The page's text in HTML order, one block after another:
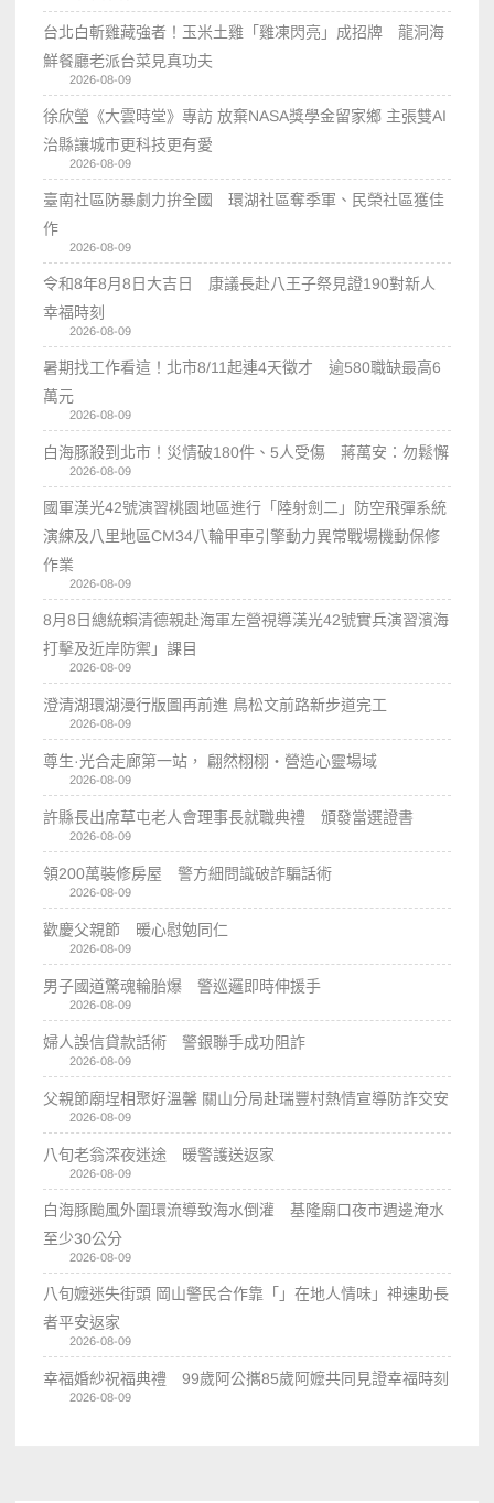
台北白斬雞藏強者！玉米土雞「雞凍閃亮」成招牌 龍洞海
鮮餐廳老派台菜見真功夫
2026-08-09
徐欣瑩《大雲時堂》專訪 放棄NASA獎學金留家鄉 主張雙AI
治縣讓城市更科技更有愛
2026-08-09
臺南社區防暴劇力拚全國 環湖社區奪季軍、民榮社區獲佳
作
2026-08-09
令和8年8月8日大吉日 康議長赴八王子祭見證190對新人
幸福時刻
2026-08-09
暑期找工作看這！北市8/11起連4天徵才 逾580職缺最高6
萬元
2026-08-09
白海豚殺到北市！災情破180件、5人受傷 蔣萬安：勿鬆懈
2026-08-09
國軍漢光42號演習桃園地區進行「陸射劍二」防空飛彈系統
演練及八里地區CM34八輪甲車引擎動力異常戰場機動保修
作業
2026-08-09
8月8日總統賴清德親赴海軍左營視導漢光42號實兵演習濱海
打擊及近岸防禦」課目
2026-08-09
澄清湖環湖漫行版圖再前進 鳥松文前路新步道完工
2026-08-09
尊生·光合走廊第一站， 翩然栩栩・營造心靈場域
2026-08-09
許縣長出席草屯老人會理事長就職典禮 頒發當選證書
2026-08-09
領200萬裝修房屋 警方細問識破詐騙話術
2026-08-09
歡慶父親節 暖心慰勉同仁
2026-08-09
男子國道驚魂輪胎爆 警巡邏即時伸援手
2026-08-09
婦人誤信貸款話術 警銀聯手成功阻詐
2026-08-09
父親節廟埕相聚好溫馨 關山分局赴瑞豐村熱情宣導防詐交安
2026-08-09
八旬老翁深夜迷途 暖警護送返家
2026-08-09
白海豚颱風外圍環流導致海水倒灌 基隆廟口夜市週邊淹水
至少30公分
2026-08-09
八旬嬤迷失街頭 岡山警民合作靠「」在地人情味」神速助長
者平安返家
2026-08-09
幸福婚紗祝福典禮 99歲阿公𢹂85歲阿嬤共同見證幸福時刻
2026-08-09